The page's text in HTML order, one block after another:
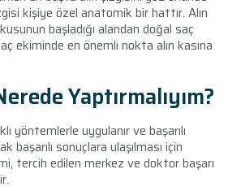
kişiye özel anatomik bir hattır. Alın
başladığı alandan doğal saç
ekiminde en önemli nokta alın kasına
Yaptırmalıyım?
yöntemlerle uygulanır ve başarılı
başarılı sonuçlara ulaşılması için
tercih edilen merkez ve doktor başarı